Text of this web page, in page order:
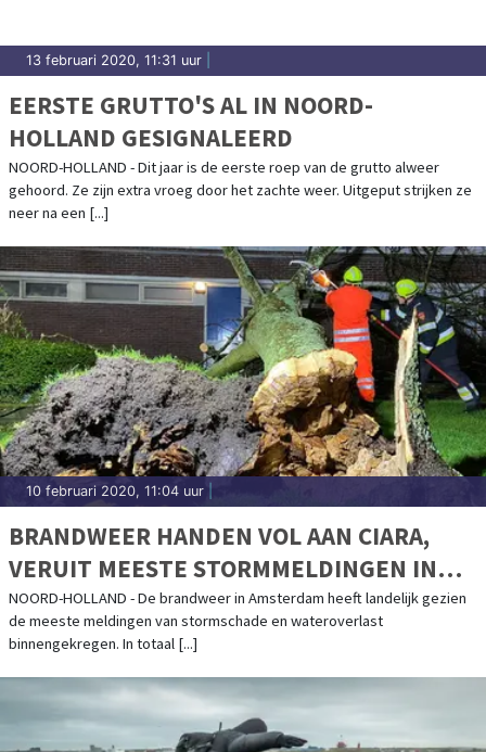
13 februari 2020, 11:31 uur
EERSTE GRUTTO'S AL IN NOORD-
HOLLAND GESIGNALEERD
NOORD-HOLLAND - Dit jaar is de eerste roep van de grutto alweer
gehoord. Ze zijn extra vroeg door het zachte weer. Uitgeput strijken ze
neer na een [...]
10 februari 2020, 11:04 uur
BRANDWEER HANDEN VOL AAN CIARA,
VERUIT MEESTE STORMMELDINGEN IN
AMSTERDAM
NOORD-HOLLAND - De brandweer in Amsterdam heeft landelijk gezien
de meeste meldingen van stormschade en wateroverlast
binnengekregen. In totaal [...]